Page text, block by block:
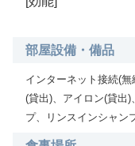
部屋設備・備品
インターネット接続(
(貸出)、アイロン(貸出
プ、リンスインシャン